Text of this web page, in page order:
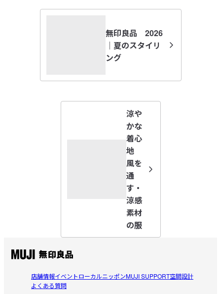
着心地が続きます。クリーンな表情の素材感で、幅広い着こな
身幅にゆとりを持たせたデザインで、身体のラインを拾いにく
と合わせてセットアップとして着るのもおすすめです。
透け感：ややあり（ライトグレーのみ）
」・「
店舗受け取り可・コンビニ受け取り可
無印良品 2026
｜夏のスタイリ
ング
涼や
かな
着心
地
風を
通
す・
涼感
素材
の服
店舗情報イベントローカルニッポンMUJI SUPPORT空間設計
よくある質問